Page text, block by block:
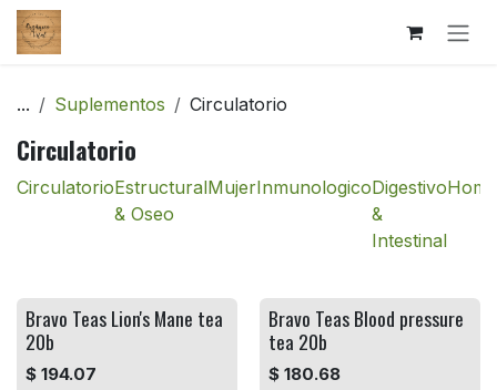
Ir al contenido
... Suplementos Circulatorio
Circulatorio
CirculatorioEstructural
& Oseo
MujerInmunologicoDigestivo
&
Intestinal
Bravo Teas Lion's Mane tea
20b
$ 194.07
Bravo Teas Blood pressure
tea 20b
$ 180.68